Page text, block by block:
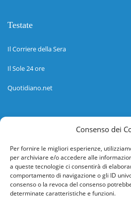
Consenso dei
Per fornire le migliori esperienze,
per archiviare e/o accedere alle
a queste tecnologie ci consentirà di
comportamento di navigazione o gli ID
consenso o la revoca del consenso
determinate caratteristiche e funzioni.
Testate
Il Corriere della Sera
Il Sole 24 ore
Quotidiano.net
Informazioni
Help desk
Guida rapida